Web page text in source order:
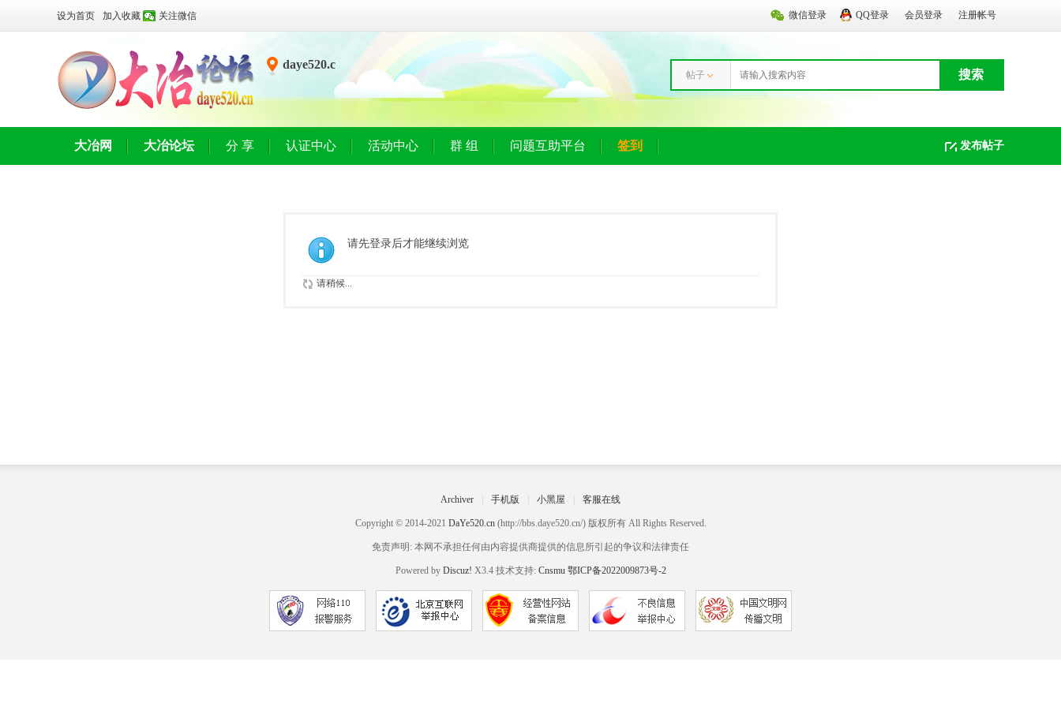
微信登录 QQ登录 会员登录 注册帐号
设为首页 加入收藏 关注微信
daye520.c
帖子 搜索
发布帖子
大冶网 大冶论坛 分 享 认证中心 活动中心 群 组 问题互助平台 签到
请先登录后才能继续浏览
请稍候...
Archiver 手机版 小黑屋 客服在线
Copyright © 2014-2021 DaYe520.cn(http://bbs.daye520.cn/) 版权所有 All Rights Reserved.
免责声明: 本网不承担任何由内容提供商提供的信息所引起的争议和法律责任
Powered by Discuz! X3.4 技术支持: Cnsmu 鄂ICP备2022009873号-2